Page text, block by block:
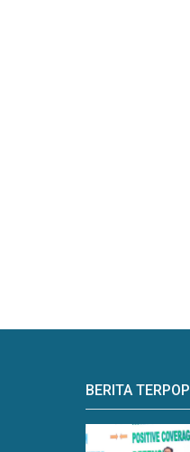
BERITA